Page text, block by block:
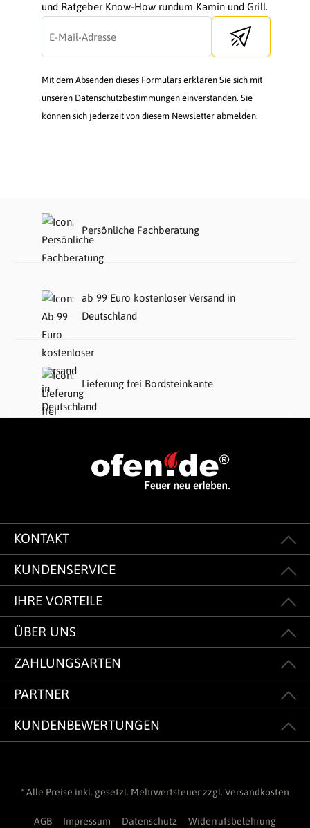
und Ratgeber Know-How rundum Kamin und Grill.
Send newsletter
Mit dem Absenden dieses Formulars erklären Sie sich mit
unseren Datenschutzbestimmungen einverstanden. Sie
können sich jederzeit von diesem Newsletter abmelden.
Persönliche Fachberatung
ab 99 Euro kostenloser Versand in
Deutschland
Lieferung frei Bordsteinkante
KONTAKT
KUNDENSERVICE
IHRE VORTEILE
ÜBER UNS
ZAHLUNGSARTEN
PARTNER
KUNDENBEWERTUNGEN
* Alle Preise inkl. gesetzl. Mehrwertsteuer zzgl. Versandkosten
AGB Impressum Datenschutz Widerrufsbelehrung